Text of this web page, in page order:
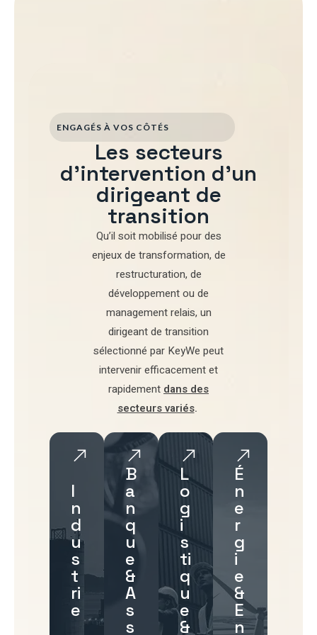
ENGAGÉS À VOS CÔTÉS
Les secteurs
d'intervention d'un
dirigeant de
transition
Qu’il soit mobilisé pourdes
enjeux de transformation, de
restructuration, de
développementou de
management relais, un
dirigeant de transition
sélectionné par KeyWe peut
intervenir efficacement et
rapidement dans des
secteurs variés.
I
n
d
u
s
t
ri
e
B
a
n
q
u
e
&
A
s
s
L
o
g
i
s
ti
q
u
e
&
É
n
e
r
g
i
e
&
E
n